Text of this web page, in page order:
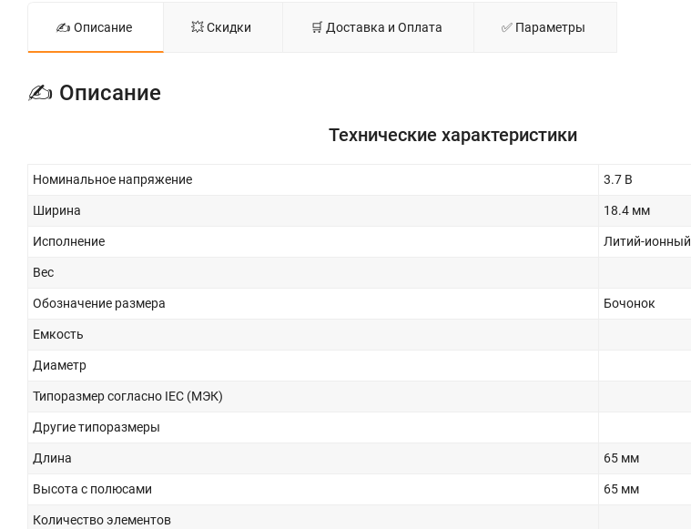
✍ Описание 💥 Скидки 🛒 Доставка и Оплата ✅ Параметры
✍ Описание
Технические характеристики
Номинальное напряжение 3.7 В
Ширина 18.4 мм
Исполнение Литий-ионный
Вес
Обозначение размера Бочонок
Емкость
Диаметр
Типоразмер согласно IEC (МЭК)
Другие типоразмеры
Длина 65 мм
Высота с полюсами 65 мм
Количество элементов